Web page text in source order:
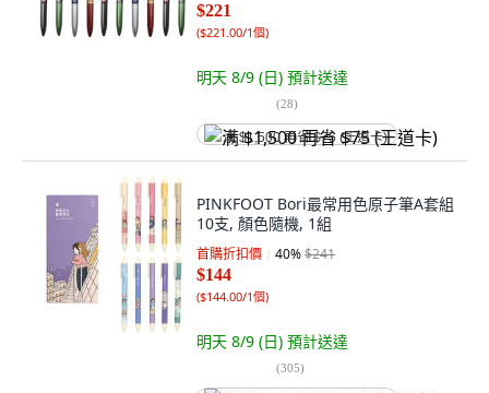
$221
($221.00/1個)
明天 8/9 (日) 預計送達
(28)
满 $1,500 再省 $75 (王道卡)
PINKFOOT Bori最常用色原子筆A套組
10支, 顏色隨機, 1組
首購折扣價 40%$241
$144
($144.00/1個)
明天 8/9 (日) 預計送達
(305)